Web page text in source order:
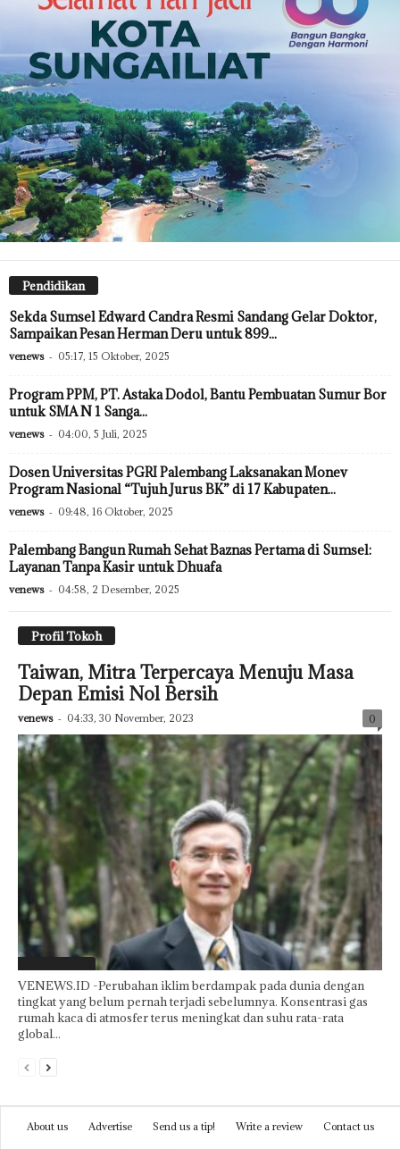
Pendidikan
Sekda Sumsel Edward Candra Resmi Sandang Gelar Doktor,
Sampaikan Pesan Herman Deru untuk 899...
venews - 05:17, 15 Oktober, 2025
Program PPM, PT. Astaka Dodol, Bantu Pembuatan Sumur Bor
untuk SMA N 1 Sanga...
venews - 04:00, 5 Juli, 2025
Dosen Universitas PGRI Palembang Laksanakan Monev
Program Nasional “Tujuh Jurus BK” di 17 Kabupaten...
venews - 09:48, 16 Oktober, 2025
Palembang Bangun Rumah Sehat Baznas Pertama di Sumsel:
Layanan Tanpa Kasir untuk Dhuafa
venews - 04:58, 2 Desember, 2025
Profil Tokoh
Taiwan, Mitra Terpercaya Menuju Masa
Depan Emisi Nol Bersih
venews - 04:33, 30 November, 2023 0
VENEWS.ID -Perubahan iklim berdampak pada dunia dengan
tingkat yang belum pernah terjadi sebelumnya. Konsentrasi gas
rumah kaca di atmosfer terus meningkat dan suhu rata-rata
global...
About us Advertise Send us a tip! Write a review
Contact us